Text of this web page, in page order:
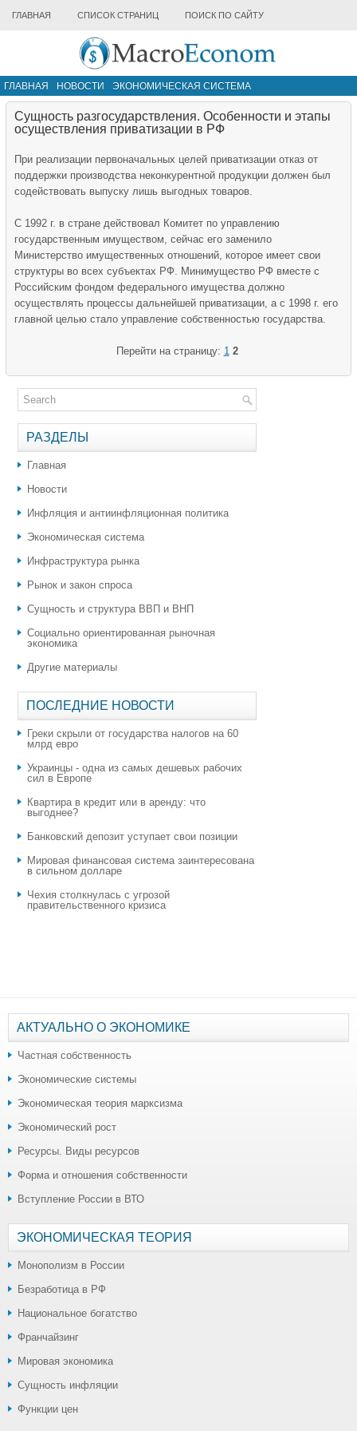
ГЛАВНАЯ СПИСОК СТРАНИЦ ПОИСК ПО САЙТУ
ГЛАВНАЯ НОВОСТИ
ЭКОНОМИЧЕСКАЯ СИСТЕМА
ИНФРАСТРУКТУРА РЫНКА
Сущность разгосударствления. Особенности и этапы
осуществления приватизации в РФ
При реализации первоначальных целей приватизации отказ от
поддержки производства неконкурентной продукции должен был
содействовать выпуску лишь выгодных товаров.
С 1992 г. в стране действовал Комитет по управлению
государственным имуществом, сейчас его заменило
Министерство имущественных отношений, которое имеет свои
структуры во всех субъектах РФ. Минимущество РФ вместе с
Российским фондом федерального имущества должно
осуществлять процессы дальнейшей приватизации, а с 1998 г. его
главной целью стало управление собственностью государства.
Перейти на страницу: 1 2
РАЗДЕЛЫ
Главная
Новости
Инфляция и антиинфляционная политика
Экономическая система
Инфраструктура рынка
Рынок и закон спроса
Сущность и структура ВВП и ВНП
Социально ориентированная рыночная
экономика
Другие материалы
ПОСЛЕДНИЕ НОВОСТИ
Греки скрыли от государства налогов на 60
млрд евро
Украинцы - одна из самых дешевых рабочих
сил в Европе
Квартира в кредит или в аренду: что
выгоднее?
​Банковский депозит уступает свои позиции
Мировая финансовая система заинтересована
в сильном долларе
Чехия столкнулась с угрозой
правительственного кризиса
АКТУАЛЬНО О ЭКОНОМИКЕ
Частная собственность
Экономические системы
Экономическая теория марксизма
Экономический рост
Ресурсы. Виды ресурсов
Форма и отношения собственности
Вступление России в ВТО
ЭКОНОМИЧЕСКАЯ ТЕОРИЯ
Монополизм в России
Безработица в РФ
Национальное богатство
Франчайзинг
Мировая экономика
Сущность инфляции
Функции цен